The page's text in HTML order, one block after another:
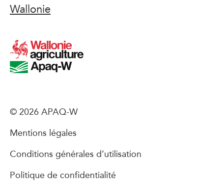
Wallonie
© 2026 APAQ-W
Mentions légales
Conditions générales d’utilisation
Politique de confidentialité